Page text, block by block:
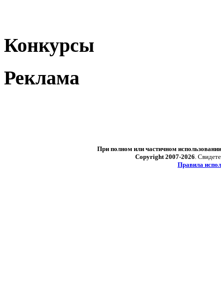
Конкурсы
Реклама
При полном или частичном
Copyright 2007-2026 .
Правила